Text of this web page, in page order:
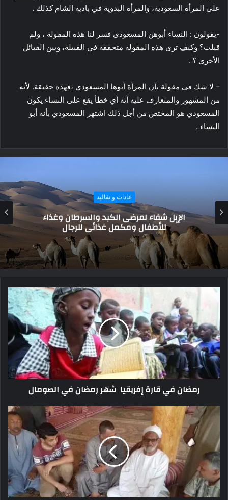
على المرأة السعودية، والمرأة البدوية في بادية الشام كذلك .
-يقولون : النساء أبوهن المسعودى فسر لنا هذه المقولة ، ولم
قيلت؟ وكيف ترى هذه المقولة متحققة في القبيلة، وبين القبائل
الأخرى ؟ .
– لا شك فى مقولة بأن المرأة أبوها المسعودي ،فهذه حقيقة. لأنه
من المشهور والمتعارف عليه أنه أي خطأ يقع على النساء يكون
المسعودي هو المختص من أجل ذلك اشتهر المسعودي بأنه أبو
النساء .
عادات و تقاليد
القضاء العرفي
رمضان في قارة إفريقيا شهر رمضان في الصومال